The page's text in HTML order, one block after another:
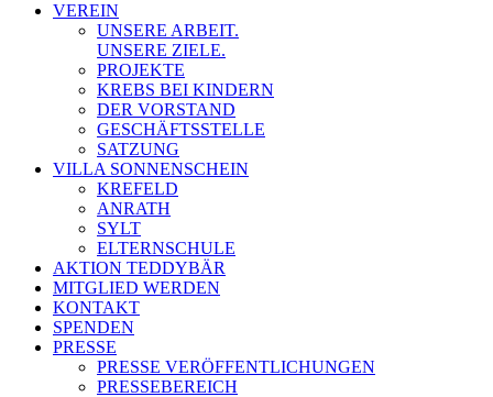
VEREIN
UNSERE ARBEIT.
UNSERE ZIELE.
PROJEKTE
KREBS BEI KINDERN
DER VORSTAND
GESCHÄFTSSTELLE
SATZUNG
VILLA SONNENSCHEIN
KREFELD
ANRATH
SYLT
ELTERNSCHULE
AKTION TEDDYBÄR
MITGLIED WERDEN
KONTAKT
SPENDEN
PRESSE
PRESSE VERÖFFENTLICHUNGEN
PRESSEBEREICH